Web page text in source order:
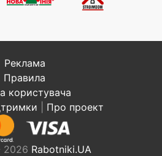
Реклама
Правила
користувача
Про проект
2026 Rabotniki.UA